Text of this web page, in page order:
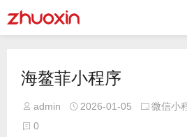
海鳌菲小程序
admin 2026-01-05 微信小
0